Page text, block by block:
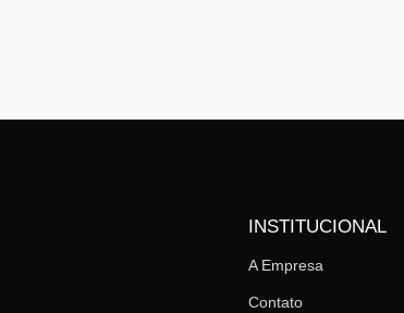
INSTITUCIONAL
A Empresa
Contato